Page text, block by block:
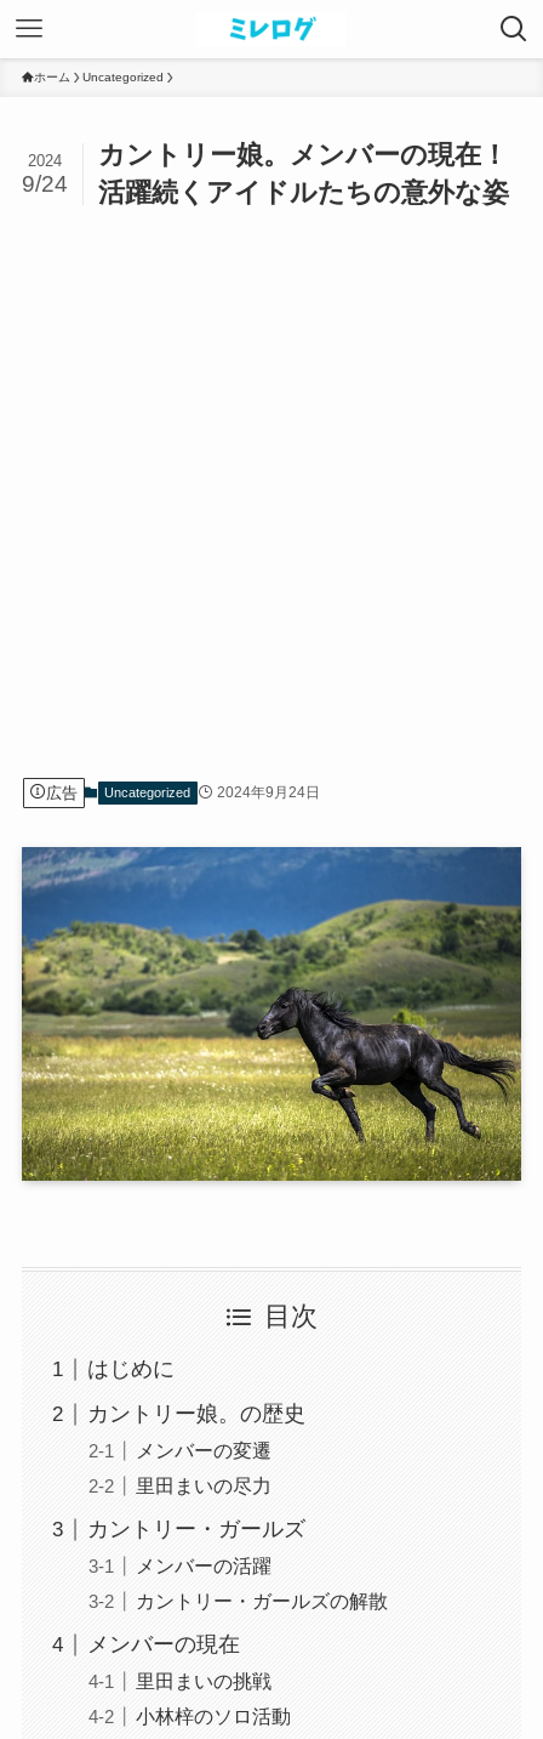
ホーム Uncategorized
カントリー娘。メンバーの現在！
活躍続くアイドルたちの意外な姿
2024
9/24
広告 Uncategorized 2024年9月24日
目次
はじめに
カントリー娘。の歴史
メンバーの変遷
里田まいの尽力
カントリー・ガールズ
メンバーの活躍
カントリー・ガールズの解散
メンバーの現在
里田まいの挑戦
小林梓のソロ活動